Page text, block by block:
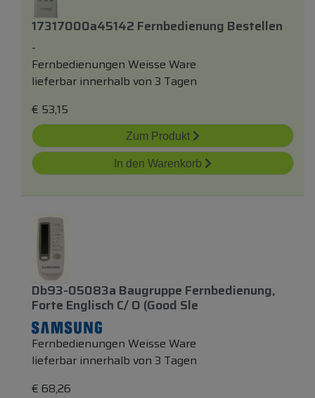
17317000a45142 Fernbedienung Bestellen
-
Fernbedienungen Weisse Ware
lieferbar innerhalb von 3 Tagen
€ 53,15
Zum Produkt
In den Warenkorb
Db93-05083a Baugruppe Fernbedienung,
Forte Englisch C/ O (good Sle
Fernbedienungen Weisse Ware
lieferbar innerhalb von 3 Tagen
€ 68,26